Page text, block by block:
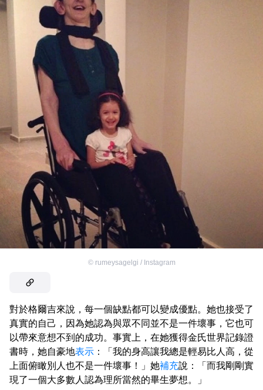
© rumeysagelgi / Instagram
對於格爾吉來說，每一個缺點都可以變成優點。她也接受了
真實的自己，因為她認為與眾不同並不是一件壞事，它也可
以帶來意想不到的成功。事實上，在她獲得金氏世界記錄證
書時，她自豪地表示 ：「我的身高讓我總是輕易比人高，從
上面俯瞰別人也不是一件壞事！」她補充說：「而我剛剛實
現了一個大多數人認為理所當然的畢生夢想。」